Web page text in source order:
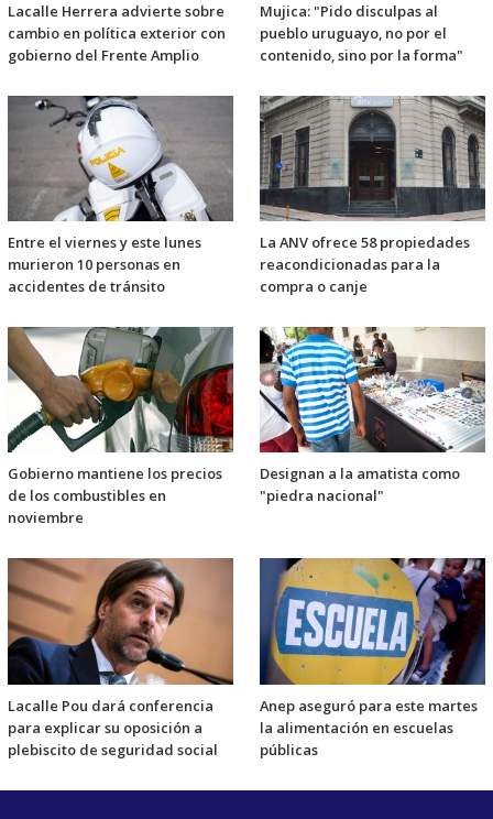
Lacalle Herrera advierte sobre
cambio en política exterior con
gobierno del Frente Amplio
Mujica: "Pido disculpas al
pueblo uruguayo, no por el
contenido, sino por la forma"
Entre el viernes y este lunes
murieron 10 personas en
accidentes de tránsito
La ANV ofrece 58 propiedades
reacondicionadas para la
compra o canje
Gobierno mantiene los precios
de los combustibles en
noviembre
Designan a la amatista como
"piedra nacional"
Lacalle Pou dará conferencia
para explicar su oposición a
plebiscito de seguridad social
Anep aseguró para este martes
la alimentación en escuelas
públicas